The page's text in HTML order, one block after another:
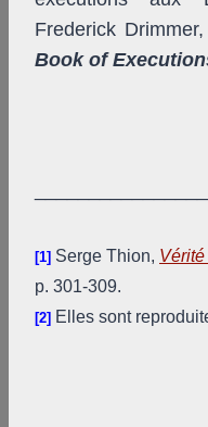
Frederick Drimmer,
Book of
[1] Serge Thion,
p. 301-309.
[2] Elles sont